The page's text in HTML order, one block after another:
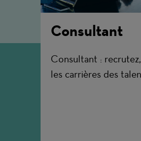
Consultant
Consultant :
les carrières des